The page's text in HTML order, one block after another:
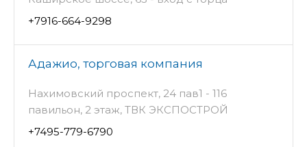
+7916-664-9298
Адажио, торговая компания
Нахимовский проспект, 24 пав1 - 116
павильон, 2 этаж, ТВК ЭКСПОСТРОЙ
+7495-779-6790